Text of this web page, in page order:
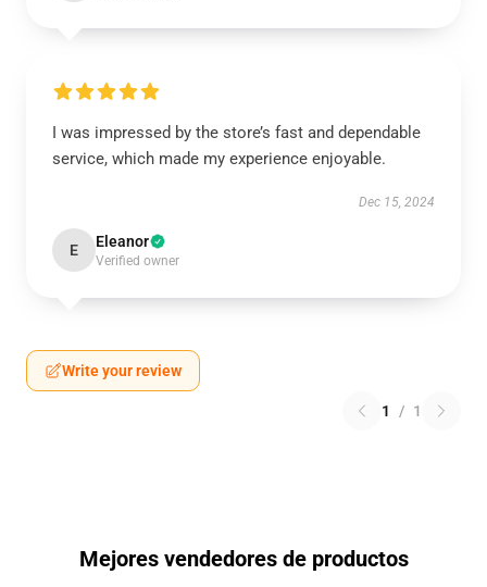
I was impressed by the store’s fast and dependable
service, which made my experience enjoyable.
Dec 15, 2024
E Eleanor
Verified owner
Write your review
1 / 1
Mejores vendedores de productos